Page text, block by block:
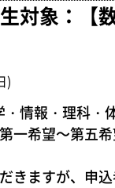
対象：【
)
情報・理科・
一希望～第五希
ますが、申